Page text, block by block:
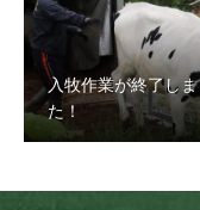
入牧作業が終了しま
た！